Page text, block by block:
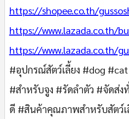
https://shopee.co.th/
https://www.lazada.co.th/
https://www.lazada.co.th/
#อุปกรณ์สัตว์เลี้ยง #dog
#สำหรับจูง #รัดลำตัว #จัดส่
ดี #สินค้าคุณภาพสำหรับสัตว์เ